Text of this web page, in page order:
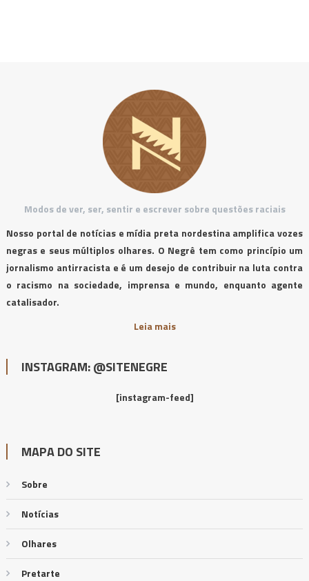
Modos de ver, ser, sentir e escrever sobre questões raciais
Nosso portal de notícias e mídia preta nordestina amplifica vozes
negras e seus múltiplos olhares. O Negrê tem como princípio um
jornalismo antirracista e é um desejo de contribuir na luta contra
o racismo na sociedade, imprensa e mundo, enquanto agente
catalisador.
Leia mais
INSTAGRAM: @SITENEGRE
[instagram-feed]
MAPA DO SITE
Sobre
Notícias
Olhares
Pretarte